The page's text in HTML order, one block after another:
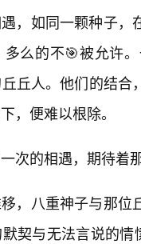
，如同一颗种子，
么的不🎯被允许
丘人。他们的结
，便难以根除。
次的相遇，期待着
，八重神子与那
契与无法言说的